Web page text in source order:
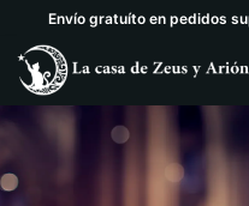
Envío gratuíto en pedidos